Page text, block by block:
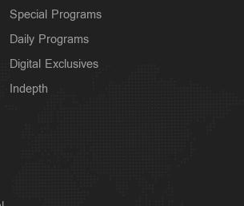
Special Programs
Daily Programs
Digital Exclusives
Indepth